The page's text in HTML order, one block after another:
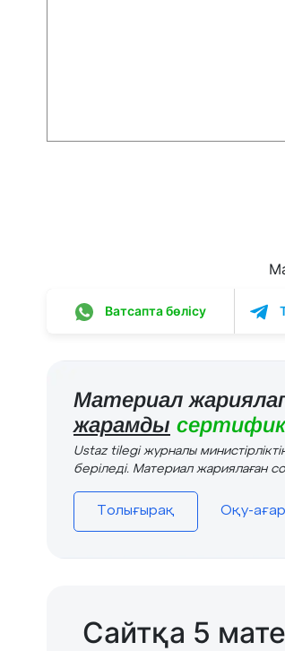
Ватсапта бөлісу
Материал
жарамды
Ustaz tilegi журналы
беріледі. Материал жариялаған
Толығырақ Оқу-
Сайтқа 5